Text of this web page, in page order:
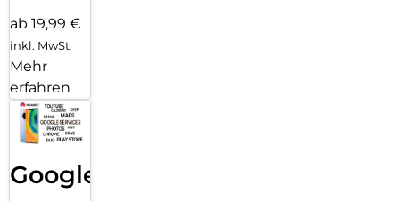
ab 19,99 €
inkl. MwSt.
Mehr
erfahren
Google